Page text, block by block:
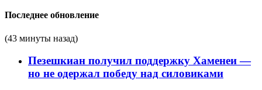
Последнее обновление
(43 минуты назад)
Пезешкиан получил поддержку Хаменеи —
но не одержал победу над силовиками